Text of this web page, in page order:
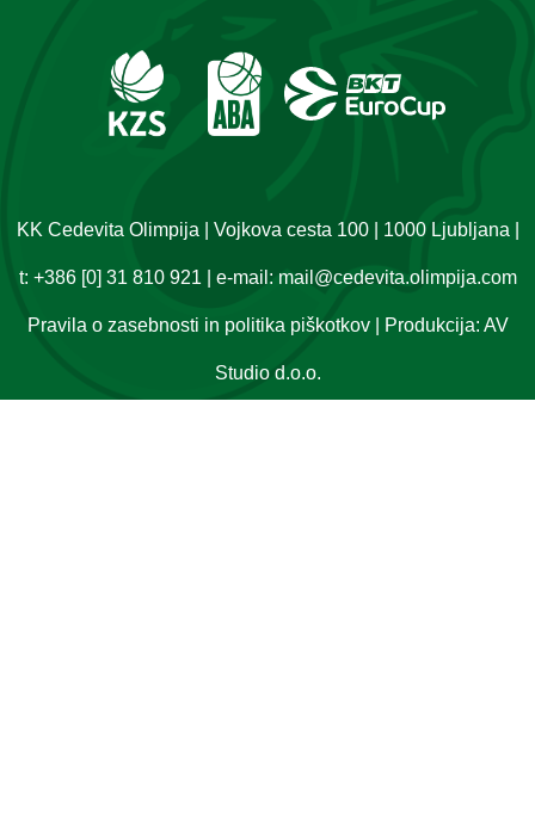
KK Cedevita Olimpija | Vojkova cesta 100 | 1000 Ljubljana |
t: +386 [0] 31 810 921 | e-mail: mail@cedevita.olimpija.com
Pravila o zasebnosti in politika piškotkov| Produkcija: AV
Studio d.o.o.